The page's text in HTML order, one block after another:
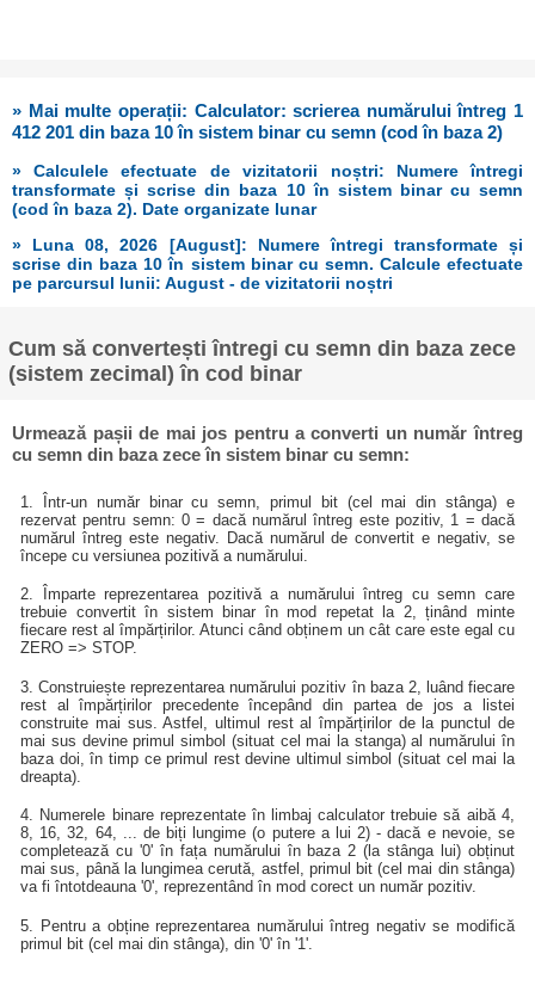
» Mai multe operații: Calculator: scrierea numărului întreg 1
412 201 din baza 10 în sistem binar cu semn (cod în baza 2)
» Calculele efectuate de vizitatorii noștri: Numere întregi
transformate și scrise din baza 10 în sistem binar cu semn
(cod în baza 2). Date organizate lunar
» Luna 08, 2026 [August]: Numere întregi transformate și
scrise din baza 10 în sistem binar cu semn. Calcule efectuate
pe parcursul lunii: August - de vizitatorii noștri
Cum să convertești întregi cu semn din baza zece
(sistem zecimal) în cod binar
Urmează pașii de mai jos pentru a converti un număr întreg
cu semn din baza zece în sistem binar cu semn:
1. Într-un număr binar cu semn, primul bit (cel mai din stânga) e
rezervat pentru semn: 0 = dacă numărul întreg este pozitiv, 1 = dacă
numărul întreg este negativ. Dacă numărul de convertit e negativ, se
începe cu versiunea pozitivă a numărului.
2. Împarte reprezentarea pozitivă a numărului întreg cu semn care
trebuie convertit în sistem binar în mod repetat la 2, ținând minte
fiecare rest al împărțirilor. Atunci când obținem un cât care este egal cu
ZERO => STOP.
3. Construiește reprezentarea numărului pozitiv în baza 2, luând fiecare
rest al împărțirilor precedente începând din partea de jos a listei
construite mai sus. Astfel, ultimul rest al împărțirilor de la punctul de
mai sus devine primul simbol (situat cel mai la stanga) al numărului în
baza doi, în timp ce primul rest devine ultimul simbol (situat cel mai la
dreapta).
4. Numerele binare reprezentate în limbaj calculator trebuie să aibă 4,
8, 16, 32, 64, ... de biți lungime (o putere a lui 2) - dacă e nevoie, se
completează cu '0' în fața numărului în baza 2 (la stânga lui) obținut
mai sus, până la lungimea cerută, astfel, primul bit (cel mai din stânga)
va fi întotdeauna '0', reprezentând în mod corect un număr pozitiv.
5. Pentru a obține reprezentarea numărului întreg negativ se modifică
primul bit (cel mai din stânga), din '0' în '1'.